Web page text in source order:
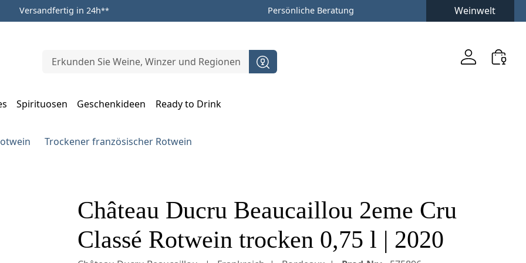
Versandfertig in 24h** Persönliche Beratung Weinwelt
Spirituosen Geschenkideen
Ready to Drink
Trockener französischer Rotwein
Château Ducru Beaucaillou 2eme Cru
Classé Rotwein trocken 0,75 l | 2020